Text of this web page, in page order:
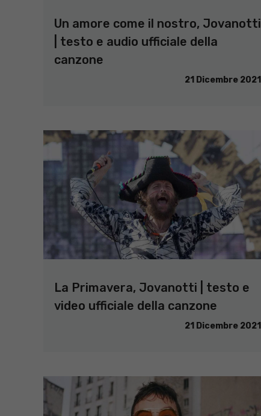
Un amore come il nostro, Jovanotti
| testo e audio ufficiale della
canzone
21 Dicembre 2021
La Primavera, Jovanotti | testo e
video ufficiale della canzone
21 Dicembre 2021